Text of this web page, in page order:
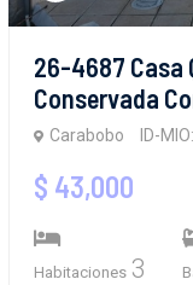
26-4687 Casa
Conservada
Carabobo ID-
$ 43,000
Habitaciones 3